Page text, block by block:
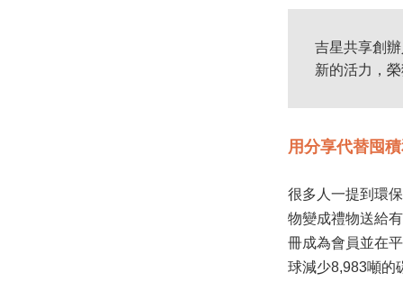
吉星共享創
新的活力，
用分享代替囤
很多人一提到環
物變成禮物送給
冊成為會員並在
球減少8,983噸的